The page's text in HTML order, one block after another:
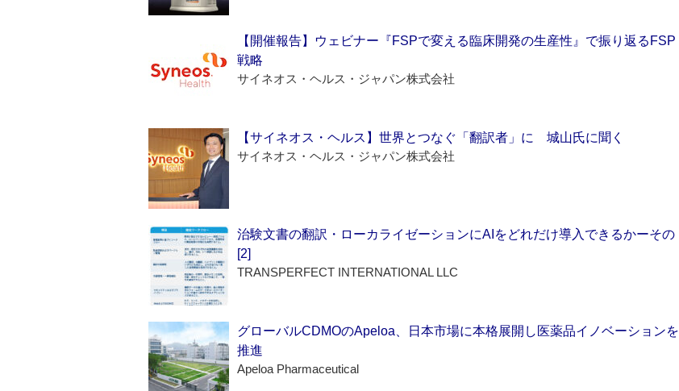
【開催報告】ウェビナー『FSPで変える臨床開発の生産性』で振り返るFSP
戦略
サイネオス・ヘルス・ジャパン株式会社
【サイネオス・ヘルス】世界とつなぐ「翻訳者」に 城山氏に聞く
サイネオス・ヘルス・ジャパン株式会社
治験文書の翻訳・ローカライゼーションにAIをどれだけ導入できるかーその
[2]
TRANSPERFECT INTERNATIONAL LLC
グローバルCDMOのApeloa、日本市場に本格展開し医薬品イノベーションを
推進
Apeloa Pharmaceutical